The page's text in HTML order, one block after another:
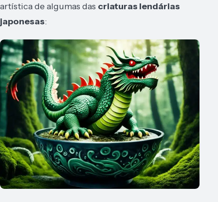
artística de algumas das criaturas lendárias
japonesas: